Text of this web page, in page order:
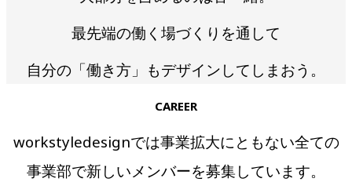
最先端の働く場づくりを通して
自分の「働き方」もデザインしてしまおう。
CAREER
workstyledesignでは事業拡大にともない全ての
事業部で新しいメンバーを募集しています。